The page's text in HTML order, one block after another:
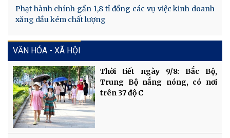
Phạt hành chính gần 1,8 tỉ đồng các vụ việc kinh doanh
xăng dầu kém chất lượng
VĂN HÓA - XÃ HỘI
Thời tiết ngày 9/8: Bắc Bộ,
Trung Bộ nắng nóng, có nơi
trên 37 độ C